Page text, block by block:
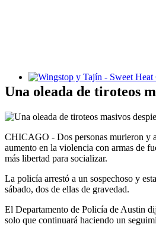
Wingstop y Tajín - Sweet Heat
Una oleada de tiroteos
CHICAGO - Dos personas murieron y
aumento en la violencia con armas de
más libertad para socializar.
La policía arrestó a un sospechoso y
sábado, dos de ellas de gravedad.
El Departamento de Policía de Austin
solo que continuará haciendo un